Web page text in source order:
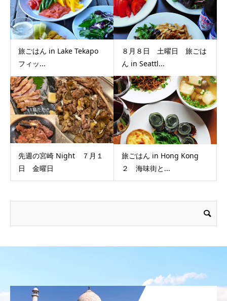
旅ごはん in Lake Tekapo
フィッ...
８月８日 土曜日 旅ごは
ん in Seattl...
先週の宮崎 Night ７月１
日 金曜日
旅ごはん in Hong Kong
２ 海味街と...